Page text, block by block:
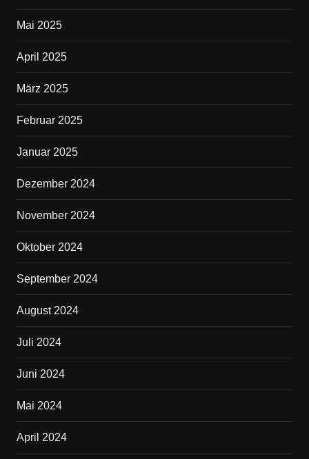
Mai 2025
April 2025
März 2025
Februar 2025
Januar 2025
Dezember 2024
November 2024
Oktober 2024
September 2024
August 2024
Juli 2024
Juni 2024
Mai 2024
April 2024